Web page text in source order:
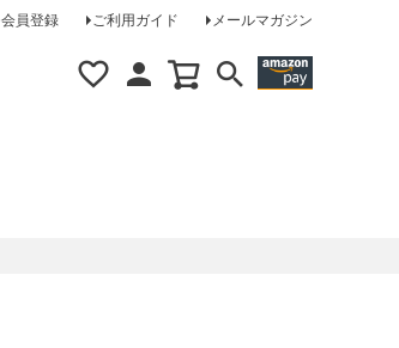
会員登録 ご利用ガイド メールマガジン